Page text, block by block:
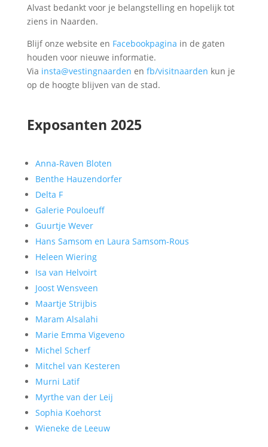
Alvast bedankt voor je belangstelling en hopelijk tot
ziens in Naarden.
Blijf onze website en Facebookpagina in de gaten
houden voor nieuwe informatie.
Via insta@vestingnaarden en fb/visitnaarden kun je
op de hoogte blijven van de stad.
Exposanten 2025
Anna-Raven Bloten
Benthe Hauzendorfer
Delta F
Galerie Pouloeuff
Guurtje Wever
Hans Samsom en Laura Samsom-Rous
Heleen Wiering
Isa van Helvoirt
Joost Wensveen
Maartje Strijbis
Maram Alsalahi
Marie Emma Vigeveno
Michel Scherf
Mitchel van Kesteren
Murni Latif
Myrthe van der Leij
Sophia Koehorst
Wieneke de Leeuw